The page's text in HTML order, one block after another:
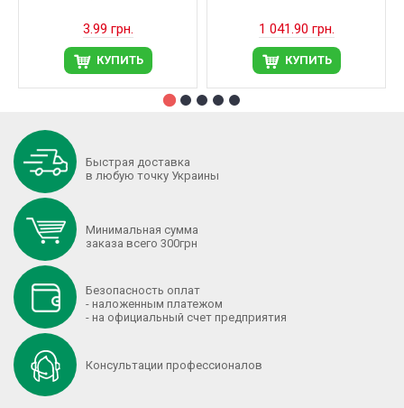
3.99 грн.
КУПИТЬ
1 041.90 грн.
КУПИТЬ
Быстрая доставка
в любую точку Украины
Минимальная сумма
заказа всего 300грн
Безопасность оплат
- наложенным платежом
- на официальный счет предприятия
Консультации профессионалов